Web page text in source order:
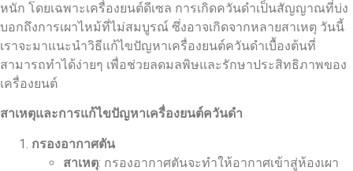
หนัก โดยเฉพาะเครื่องยนต์ดีเซล การเกิดควันดำเป็นสัญญาณที่บ่ง
บอกถึงการเผาไหม้ที่ไม่สมบูรณ์ ซึ่งอาจเกิดจากหลายสาเหตุ วันนี้
เราจะมาแนะนำวิธีแก้ไขปัญหาเครื่องยนต์ควันดำเบื้องต้นที่
สามารถทำได้ง่ายๆ เพื่อช่วยลดมลพิษและรักษาประสิทธิภาพของ
เครื่องยนต์
สาเหตุและการแก้ไขปัญหาเครื่องยนต์ควันดำ
กรองอากาศตัน
สาเหตุ: กรองอากาศตันจะทำให้อากาศเข้าสู่ห้องเผา